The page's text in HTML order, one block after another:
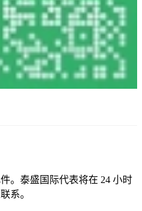
。泰盛国际代表将在 24 小时
系。